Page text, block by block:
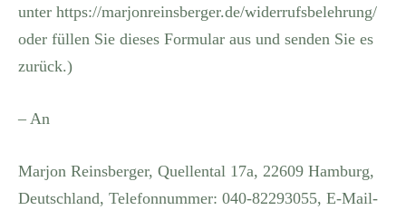
unter https://marjonreinsberger.de/widerrufsbelehrung/
oder füllen Sie dieses Formular aus und senden Sie es
zurück.)
– An
Marjon Reinsberger, Quellental 17a, 22609 Hamburg,
Deutschland, Telefonnummer: 040-82293055, E-Mail-